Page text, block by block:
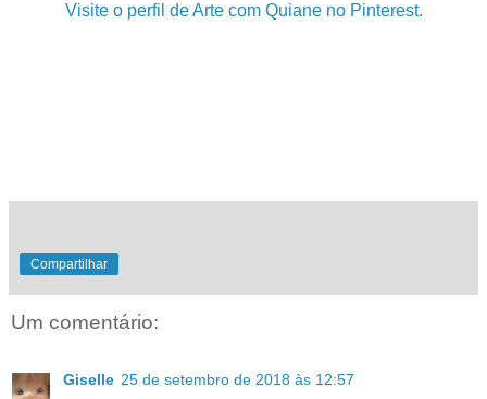
Visite o perfil de Arte com Quiane no Pinterest.
Compartilhar
Um comentário:
Giselle 25 de setembro de 2018 às 12:57